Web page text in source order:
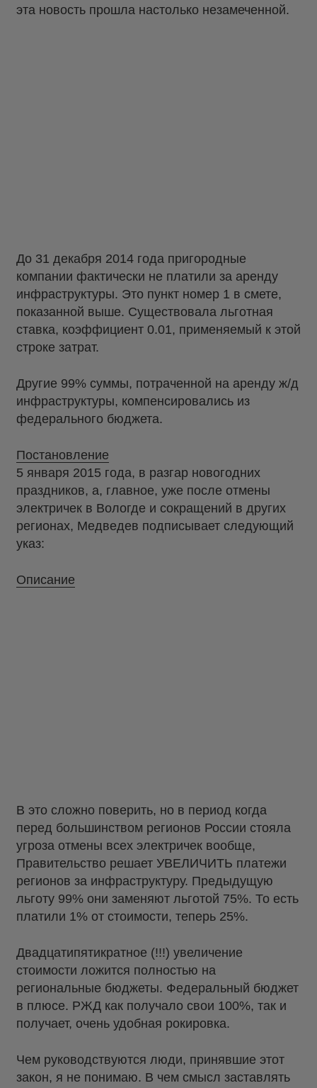
эта новость прошла настолько незамеченной.
До 31 декабря 2014 года пригородные
компании фактически не платили за аренду
инфраструктуры. Это пункт номер 1 в смете,
показанной выше. Существовала льготная
ставка, коэффициент 0.01, применяемый к этой
строке затрат.
Другие 99% суммы, потраченной на аренду ж/д
инфраструктуры, компенсировались из
федерального бюджета.
Постановление
5 января 2015 года, в разгар новогодних
праздников, а, главное, уже после отмены
электричек в Вологде и сокращений в других
регионах, Медведев подписывает следующий
указ:
Описание
В это сложно поверить, но в период когда
перед большинством регионов России стояла
угроза отмены всех электричек вообще,
Правительство решает УВЕЛИЧИТЬ платежи
регионов за инфраструктуру. Предыдущую
льготу 99% они заменяют льготой 75%. То есть
платили 1% от стоимости, теперь 25%.
Двадцатипятикратное (!!!) увеличение
стоимости ложится полностью на
региональные бюджеты. Федеральный бюджет
в плюсе. РЖД как получало свои 100%, так и
получает, очень удобная рокировка.
Чем руководствуются люди, принявшие этот
закон, я не понимаю. В чем смысл заставлять